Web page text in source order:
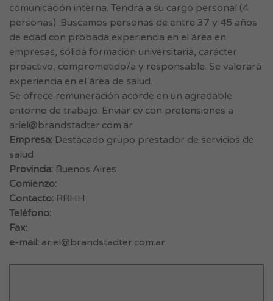
comunicación interna. Tendrá a su cargo personal (4
personas). Buscamos personas de entre 37 y 45 años
de edad con probada experiencia en el área en
empresas, sólida formación universitaria, carácter
proactivo, comprometido/a y responsable. Se valorará
experiencia en el área de salud.
Se ofrece remuneración acorde en un agradable
entorno de trabajo. Enviar cv con pretensiones a
ariel@brandstadter.com.ar
Empresa: Destacado grupo prestador de servicios de
salud
Provincia: Buenos Aires
Comienzo:
Contacto: RRHH
Teléfono:
Fax:
e-mail: ariel@brandstadter.com.ar